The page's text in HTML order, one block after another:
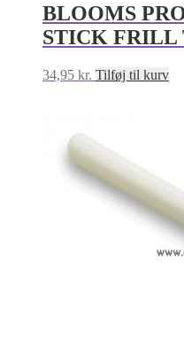
BLOOMS
STICK
34,95 kr. Tilføj til kurv